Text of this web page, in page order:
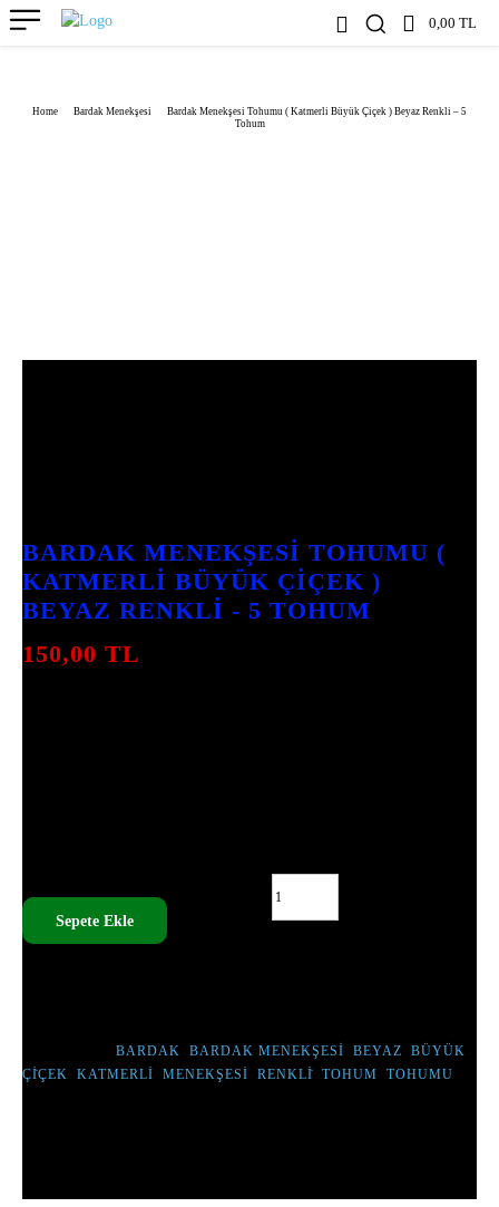
0,00 TL
Home Bardak Menekşesi
Bardak Menekşesi Tohumu ( Katmerli Büyük Çiçek ) Beyaz Renkli – 5
Tohum
BARDAK MENEKŞESI TOHUMU (
KATMERLI BÜYÜK ÇIÇEK )
BEYAZ RENKLI - 5 TOHUM
150,00 TL
) BEYAZ RENKLI - 5 TOHUM ADET
Sepete Ekle
BARDAK BARDAK MENEKŞESI BEYAZ BÜYÜK
ÇİÇEK
KATMERLI MENEKŞESI RENKLİ TOHUM TOHUMU